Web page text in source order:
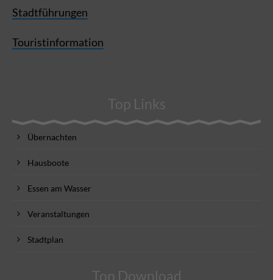
Stadtführungen
Touristinformation
Top Links
Übernachten
Hausboote
Essen am Wasser
Veranstaltungen
Stadtplan
Top Download